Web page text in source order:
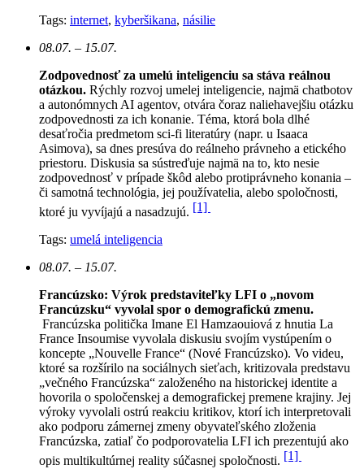
Tags: internet, kyberšikana, násilie
08.07. – 15.07.
Zodpovednosť za umelú inteligenciu sa stáva reálnou
otázkou. Rýchly rozvoj umelej inteligencie, najmä chatbotov
a autonómnych AI agentov, otvára čoraz naliehavejšiu otázku
zodpovednosti za ich konanie. Téma, ktorá bola dlhé
desaťročia predmetom sci-fi literatúry (napr. u Isaaca
Asimova), sa dnes presúva do reálneho právneho a etického
priestoru. Diskusia sa sústreďuje najmä na to, kto nesie
zodpovednosť v prípade škôd alebo protiprávneho konania –
či samotná technológia, jej používatelia, alebo spoločnosti,
ktoré ju vyvíjajú a nasadzujú. [1]
Tags: umelá inteligencia
08.07. – 15.07.
Francúzsko: Výrok predstaviteľky LFI o „novom
Francúzsku“ vyvolal spor o demografickú zmenu.
Francúzska politička Imane El Hamzaouiová z hnutia La
France Insoumise vyvolala diskusiu svojím vystúpením o
koncepte „Nouvelle France“ (Nové Francúzsko). Vo videu,
ktoré sa rozšírilo na sociálnych sieťach, kritizovala predstavu
„večného Francúzska“ založeného na historickej identite a
hovorila o spoločenskej a demografickej premene krajiny. Jej
výroky vyvolali ostrú reakciu kritikov, ktorí ich interpretovali
ako podporu zámernej zmeny obyvateľského zloženia
Francúzska, zatiaľ čo podporovatelia LFI ich prezentujú ako
opis multikultúrnej reality súčasnej spoločnosti. [1]